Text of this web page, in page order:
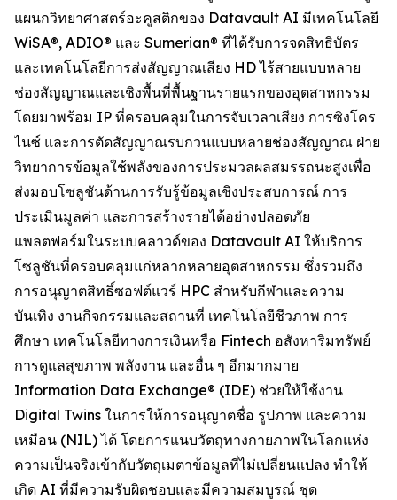
แผนกวิทยาศาสตร์อะคูสติกของ Datavault AI มีเทคโนโลยี
WiSA®, ADIO® และ Sumerian® ที่ได้รับการจดสิทธิบัตร
และเทคโนโลยีการส่งสัญญาณเสียง HD ไร้สายแบบหลาย
ช่องสัญญาณและเชิงพื้นที่พื้นฐานรายแรกของอุตสาหกรรม
โดยมาพร้อม IP ที่ครอบคลุมในการจับเวลาเสียง การซิงโคร
ไนซ์ และการตัดสัญญาณรบกวนแบบหลายช่องสัญญาณ ฝ่าย
วิทยาการข้อมูลใช้พลังของการประมวลผลสมรรถนะสูงเพื่อ
ส่งมอบโซลูชันด้านการรับรู้ข้อมูลเชิงประสบการณ์ การ
ประเมินมูลค่า และการสร้างรายได้อย่างปลอดภัย
แพลตฟอร์มในระบบคลาวด์ของ Datavault AI ให้บริการ
โซลูชันที่ครอบคลุมแก่หลากหลายอุตสาหกรรม ซึ่งรวมถึง
การอนุญาตสิทธิ์ซอฟต์แวร์ HPC สำหรับกีฬาและความ
บันเทิง งานกิจกรรมและสถานที่ เทคโนโลยีชีวภาพ การ
ศึกษา เทคโนโลยีทางการเงินหรือ Fintech อสังหาริมทรัพย์
การดูแลสุขภาพ พลังงาน และอื่น ๆ อีกมากมาย
Information Data Exchange® (IDE) ช่วยให้ใช้งาน
Digital Twins ในการให้การอนุญาตชื่อ รูปภาพ และความ
เหมือน (NIL) ได้ โดยการแนบวัตถุทางกายภาพในโลกแห่ง
ความเป็นจริงเข้ากับวัตถุเมตาข้อมูลที่ไม่เปลี่ยนแปลง ทำให้
เกิด AI ที่มีความรับผิดชอบและมีความสมบูรณ์ ชุด